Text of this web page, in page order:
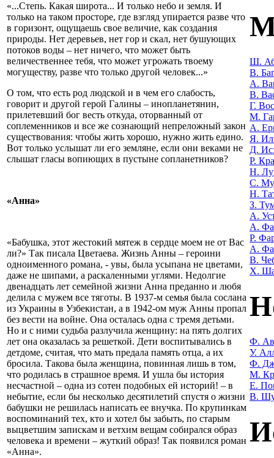
«...Степь. Какая широта... И только небо и земля. И
только на таком просторе, где взгляд упирается разве что
в горизонт, ощущаешь свое величие, как создания
природы. Нет деревьев, нет гор и скал, нет бушующих
потоков воды – нет ничего, что может быть
величественнее тебя, что может угрожать твоему
могуществу, разве что только другой человек...»
О том, что есть род людской и в чем его слабость,
говорит и другой герой Галины – инопланетянин,
прилетевший бог весть откуда, оторванный от
соплеменников и все же сознающий непреложный закон
существования: чтобы жить хорошо, нужно жить едино.
Вот только услышат ли его земляне, если они веками не
слышат гласы вопиющих в пустыне сопланетников?
«Анна»
«Бабушка, этот жестокий мятеж в сердце моем не от Вас
ли?» Так писала Цветаева. Жизнь Анны – героини
одноименного романа, - увы, была усыпана не цветами,
даже не шипами, а раскаленными углями. Недолгие
двенадцать лет семейной жизни Анна преданно и любя
делила с мужем все тяготы. В 1937-м семья была сослана
из Украины в Узбекистан, а в 1942-ом муж Анны пропал
без вести на войне. Она осталась одна с тремя детьми.
Но и с ними судьба разлучила женщину: на пять долгих
лет она оказалась за решеткой. Дети воспитывались в
детдоме, считая, что мать предала память отца, а их
бросила. Такова была женщина, повинная лишь в том,
что родилась в страшное время. И ушла бы история
несчастной – одна из сотен подобных ей историй! – в
небытие, если бы несколько десятилетий спустя о жизни
бабушки не решилась написать ее внучка. По крупинкам
воспоминаний тех, кто и хотел бы забыть, по старым
выцветшим запискам и ветхим вещам собирался образ
человека и времени – жуткий образ! Так появился роман
«Анна».
Ш.
В.
А.
В.
Г.
М.
А.
Я.
Д.
Р.
Н.
С.
Н.
З.
А.
А.
Р.
А.
В.
Х.
Ф.
У.
Ф.
М.
Е.
В.